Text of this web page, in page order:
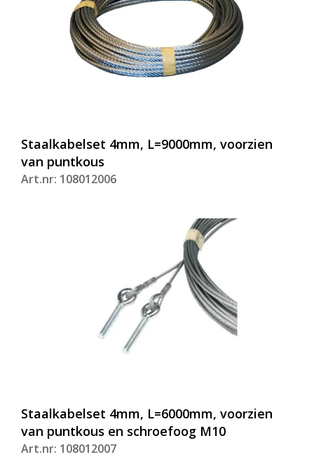
Staalkabelset 4mm, L=9000mm, voorzien
van puntkous
Art.nr: 108012006
Staalkabelset 4mm, L=6000mm, voorzien
van puntkous en schroefoog M10
Art.nr: 108012007